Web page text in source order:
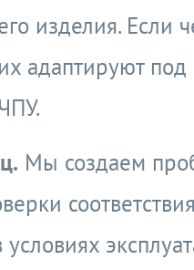
изделия. Если
адаптируют
Мы создаем
условиях